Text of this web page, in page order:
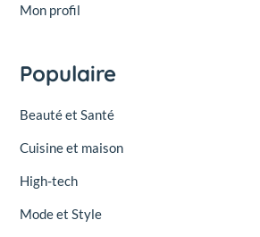
Mon profil
Populaire
Beauté et Santé
Cuisine et maison
High-tech
Mode et Style